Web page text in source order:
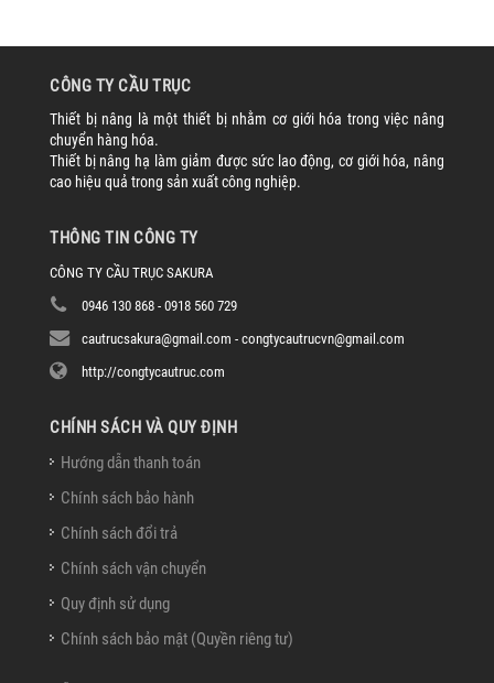
CÔNG TY CẦU TRỤC
Thiết bị nâng là một thiết bị nhằm cơ giới hóa trong việc nâng
chuyển hàng hóa.
Thiết bị nâng hạ làm giảm được sức lao động, cơ giới hóa, nâng
cao hiệu quả trong sản xuất công nghiệp.
THÔNG TIN CÔNG TY
CÔNG TY CẦU TRỤC SAKURA
0946 130 868 - 0918 560 729
cautrucsakura@gmail.com - congtycautrucvn@gmail.com
http://congtycautruc.com
CHÍNH SÁCH VÀ QUY ĐỊNH
Hướng dẫn thanh toán
Chính sách bảo hành
Chính sách đổi trả
Chính sách vận chuyển
Quy định sử dụng
Chính sách bảo mật (Quyền riêng tư)